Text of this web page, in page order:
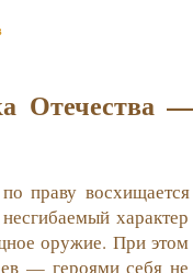
Отечества
праву
характер
оружие. При этом
— героями себя не